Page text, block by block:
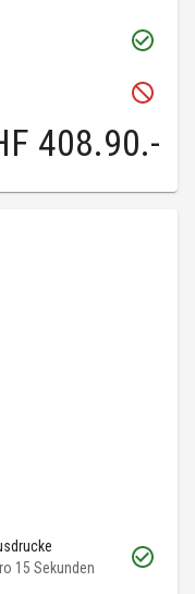
408.90.-
15 Sekunden